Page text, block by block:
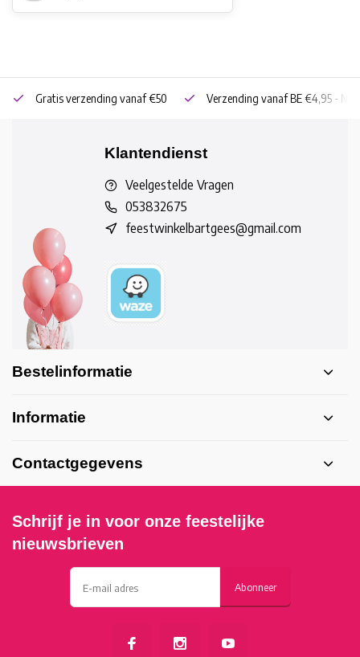
Gratis verzending vanaf €50 Verzending vanaf BE €4,95 - NL
Klantendienst
Veelgestelde Vragen
053832675
feestwinkelbartgees@gmail.com
Bestelinformatie
Informatie
Contactgegevens
Schrijf je in voor onze feestelijke
nieuwsbrieven
Abonneer